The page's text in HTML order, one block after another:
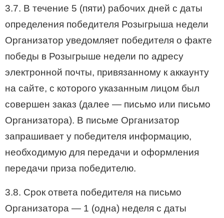
3.7. В течение 5 (пяти) рабочих дней с даты
определения победителя Розыгрыша недели
Организатор уведомляет победителя о факте
победы в Розыгрыше недели по адресу
электронной почты, привязанному к аккаунту
на сайте, с которого указанным лицом был
совершен заказ (далее — письмо или письмо
Организатора). В письме Организатор
запрашивает у победителя информацию,
необходимую для передачи и оформления
передачи приза победителю.
3.8. Срок ответа победителя на письмо
Организатора — 1 (одна) неделя с даты